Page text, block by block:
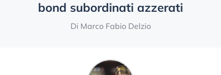
bond subordinati azzerati
Di Marco Fabio Delzio